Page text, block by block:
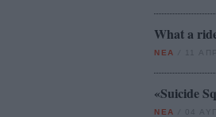
What a
ΝΕΑ 11
«Suicide
ΝΕΑ 04